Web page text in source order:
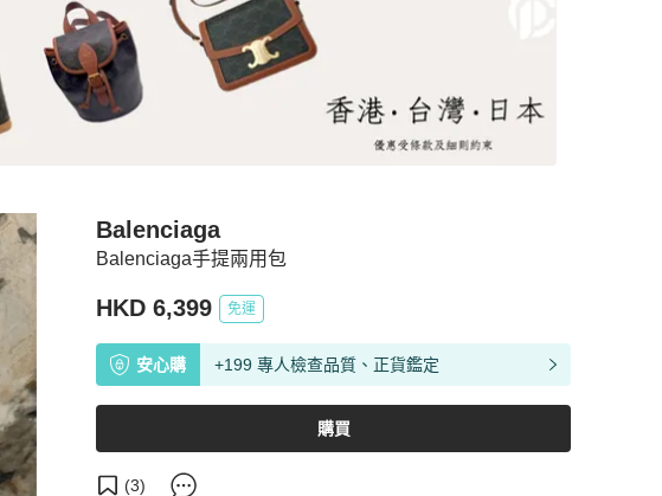
Balenciaga手提兩用包
Balenciaga
HKD 6,399 免運
安心購 +199 專人檢查品質、正貨鑑定
購買
(3)